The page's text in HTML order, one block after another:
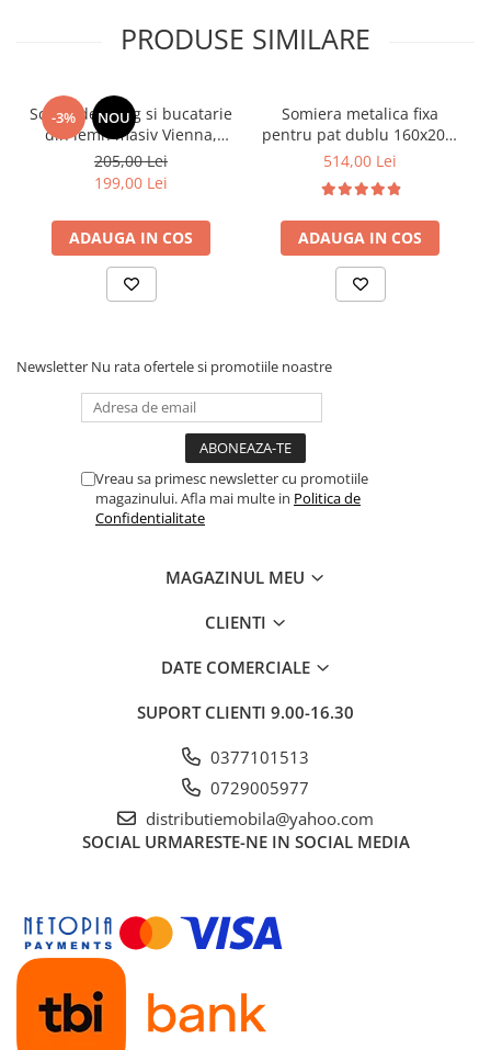
PRODUSE SIMILARE
-3% NOU
Scaun de living si bucatarie
din lemn masiv Vienna,
tapiterie stofa,100 kg,
94x49x40 cm, nuc/bej
205,00 Lei
199,00 Lei
ADAUGA IN COS
Somiera metalica fixa
pentru pat dublu 160x200,
6 picioare, 32 lamele lemn
saltea ferm, negru
514,00 Lei
ADAUGA IN COS
Newsletter Nu rata ofertele si promotiile noastre
Vreau sa primesc newsletter cu promotiile
magazinului. Afla mai multe in Politica de
Confidentialitate
MAGAZINUL MEU
CLIENTI
DATE COMERCIALE
SUPORT CLIENTI 9.00-16.30
0377101513
0729005977
distributiemobila@yahoo.com
SOCIAL URMARESTE-NE IN SOCIAL MEDIA